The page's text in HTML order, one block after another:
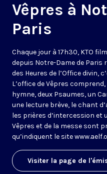
Vêpres à
Paris
Chaque jour à 17h30, KTO
depuis Notre-Dame de Paris
des Heures de l’Office divin,
L’office de Vêpres
hymne, deux Psaumes, un
une lecture brève, le chant
les prières d’intercession et
Vêpres et de la messe sont
qu’indiquent le site
Visiter la page de